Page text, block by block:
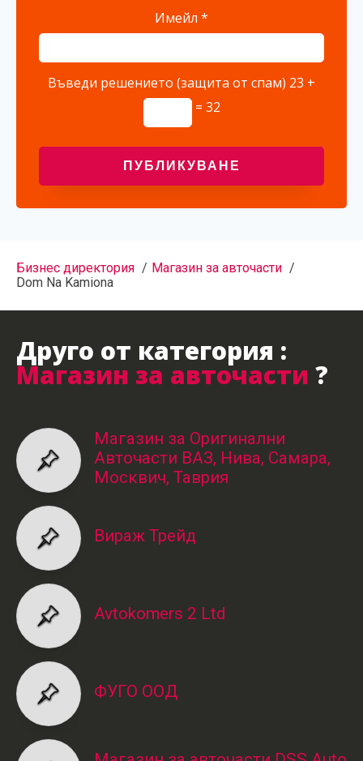
Имейл *
Въведи решението (защита от спам) 23 +
= 32
Бизнес директория
Магазин за авточасти
Dom Na Kamiona
Друго от категория :
Магазин за авточасти ?
Магазин за Оригинални
Авточасти ВАЗ, Нива, Самара,
Москвич, Таврия
Вираж Трейд
Avtokomers 2 Ltd
ФУГО ООД